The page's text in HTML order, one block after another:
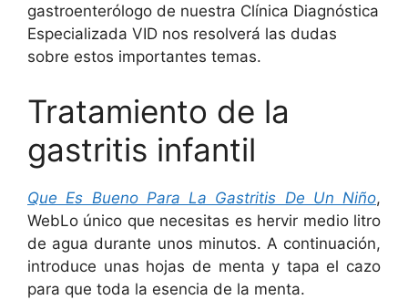
gastroenterólogo de nuestra Clínica Diagnóstica
Especializada VID nos resolverá las dudas
sobre estos importantes temas.
Tratamiento de la
gastritis infantil
Que Es Bueno Para La Gastritis De Un Niño,
WebLo único que necesitas es hervir medio litro
de agua durante unos minutos. A continuación,
introduce unas hojas de menta y tapa el cazo
para que toda la esencia de la menta.